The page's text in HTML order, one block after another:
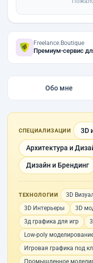
Freelance.Boutique
Премиум-сервис
Обо мне
СПЕЦИАЛИЗАЦИИ 3D
Архитектура и
Дизайн и Брендинг
ТЕХНОЛОГИИ 3D
3D Интерьеры
3D
3д графика для игр
Low-poly
Игровая графика под
Промышленное